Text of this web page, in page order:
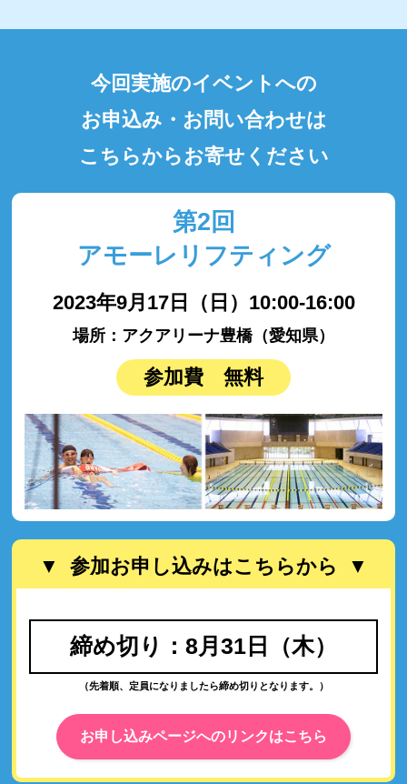
今回実施のイベントへの
お申込み・お問い合わせは
こちらからお寄せください
第2回
アモーレリフティング
2023年9月17日（日）10:00-16:00
場所：アクアリーナ豊橋（愛知県）
参加費 無料
参加お申し込みはこちらから
締め切り：8月31日（木）
（先着順、定員になりましたら締め切りとなります。）
お申し込みページへのリンクはこちら